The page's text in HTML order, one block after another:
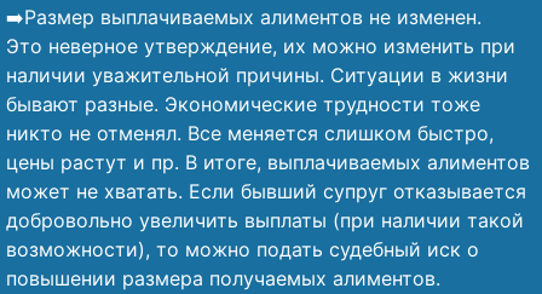
➡️Размер выплачиваемых алиментов не изменен.
Это неверное утверждение, их можно изменить при
наличии уважительной причины. Ситуации в жизни
бывают разные. Экономические трудности тоже
никто не отменял. Все меняется слишком быстро,
цены растут и пр. В итоге, выплачиваемых алиментов
может не хватать. Если бывший супруг отказывается
добровольно увеличить выплаты (при наличии такой
возможности), то можно подать судебный иск о
повышении размера получаемых алиментов.